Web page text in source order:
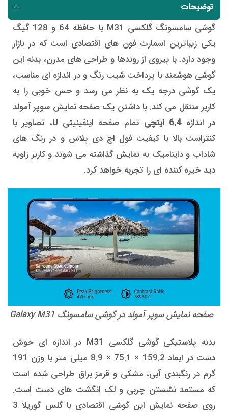
توضیحات
گوشی سامسونگ گلکسی M31 با حافظه 64 و 128 گیگ
یکی زیباترین اسمارت فون های اقتصادی است که در بازار
وجود دارد. با پیروی از روندها و طراحی های مدرن، بدنه این
گوشی هوشمند با پرداخت شیب رنگ و در اندازه ای مناسب،
یک گوشی درجه یک به نظر می رسد و حس خوبی را به
کاربر منتقل می کند. با داشتن یک صفحه نمایش سوپر آمولد
در اندازه 6.4 اینچی
تمام صفحه اینفینیتی U، تصاویر با
کنتراست بالا با کیفیت فول اچ دی پلاس و در رنگ های
شاداب و داینامیک به نمایش گذاشته می شوند و کاربر زاویه
دید خیره کننده ای را تجربه خواهد کرد.
صفحه نمایش سوپر آمولد در گوشی سامسونگ Galaxy M31
بدنه پلاستیکی گوشی گلکسی M31 در اندازه ای خوش
دست در ابعاد 159.2 × 75.1 × 8.9 میلی متر با وزن 191
گرم در رنگبندی آبی، مشکی و قرمز براق طراحی شده است
که مستعد نشستن چربی و لک انگشت های دست است.
روی صفحه نمایش این گوشی اقتصادی با گلس گوریلا 3